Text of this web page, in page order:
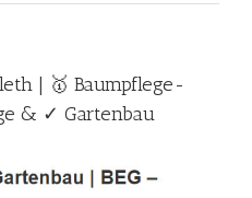
| 🥇 Baumpflege-
& ✓ Gartenbau